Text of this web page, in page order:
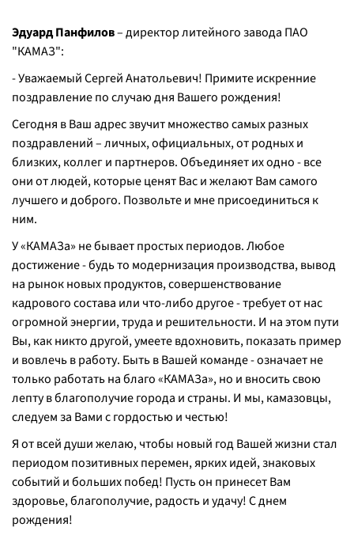
Эдуард Панфилов– директор литейного завода ПАО
"КАМАЗ":
- Уважаемый Сергей Анатольевич! Примите искренние
поздравление по случаю дня Вашего рождения!
Сегодня в Ваш адрес звучит множество самых разных
поздравлений – личных, официальных, от родных и
близких, коллег и партнеров. Объединяет их одно - все
они от людей, которые ценят Вас и желают Вам самого
лучшего и доброго. Позвольте и мне присоединиться к
ним.
У «КАМАЗа» не бывает простых периодов. Любое
достижение - будь то модернизация производства, вывод
на рынок новых продуктов, совершенствование
кадрового состава или что-либо другое - требует от нас
огромной энергии, труда и решительности. И на этом пути
Вы, как никто другой, умеете вдохновить, показать пример
и вовлечь в работу. Быть в Вашей команде - означает не
только работать на благо «КАМАЗа», но и вносить свою
лепту в благополучие города и страны. И мы, камазовцы,
следуем за Вами с гордостью и честью!
Я от всей души желаю, чтобы новый год Вашей жизни стал
периодом позитивных перемен, ярких идей, знаковых
событий и больших побед! Пусть он принесет Вам
здоровье, благополучие, радость и удачу! С днем
рождения!